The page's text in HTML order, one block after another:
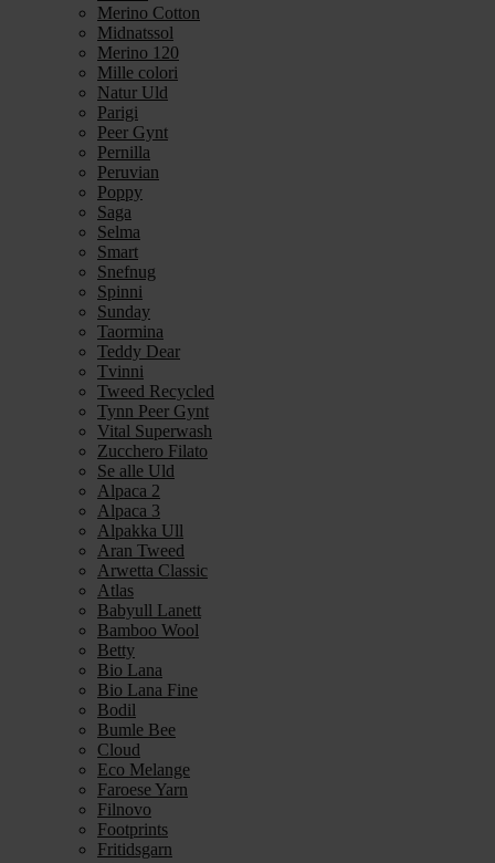
Merino Cotton
Midnatssol
Merino 120
Mille colori
Natur Uld
Parigi
Peer Gynt
Pernilla
Peruvian
Poppy
Saga
Selma
Smart
Snefnug
Spinni
Sunday
Taormina
Teddy Dear
Tvinni
Tweed Recycled
Tynn Peer Gynt
Vital Superwash
Zucchero Filato
Se alle Uld
Alpaca 2
Alpaca 3
Alpakka Ull
Aran Tweed
Arwetta Classic
Atlas
Babyull Lanett
Bamboo Wool
Betty
Bio Lana
Bio Lana Fine
Bodil
Bumle Bee
Cloud
Eco Melange
Faroese Yarn
Filnovo
Footprints
Fritidsgarn